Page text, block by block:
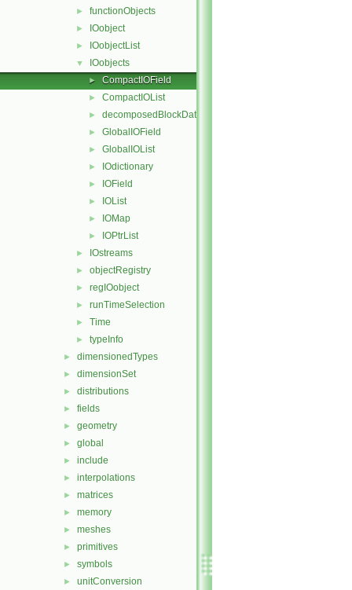
► functionObjects
► IOobject
► IOobjectList
▼ IOobjects
► CompactIOField
► CompactIOList
► decomposedBlockData
► GlobalIOField
► GlobalIOList
► IOdictionary
► IOField
► IOList
► IOMap
► IOPtrList
► IOstreams
► objectRegistry
► regIOobject
► runTimeSelection
► Time
► typeInfo
► dimensionedTypes
► dimensionSet
► distributions
► fields
► geometry
► global
► include
► interpolations
► matrices
► memory
► meshes
► primitives
► symbols
► unitConversion